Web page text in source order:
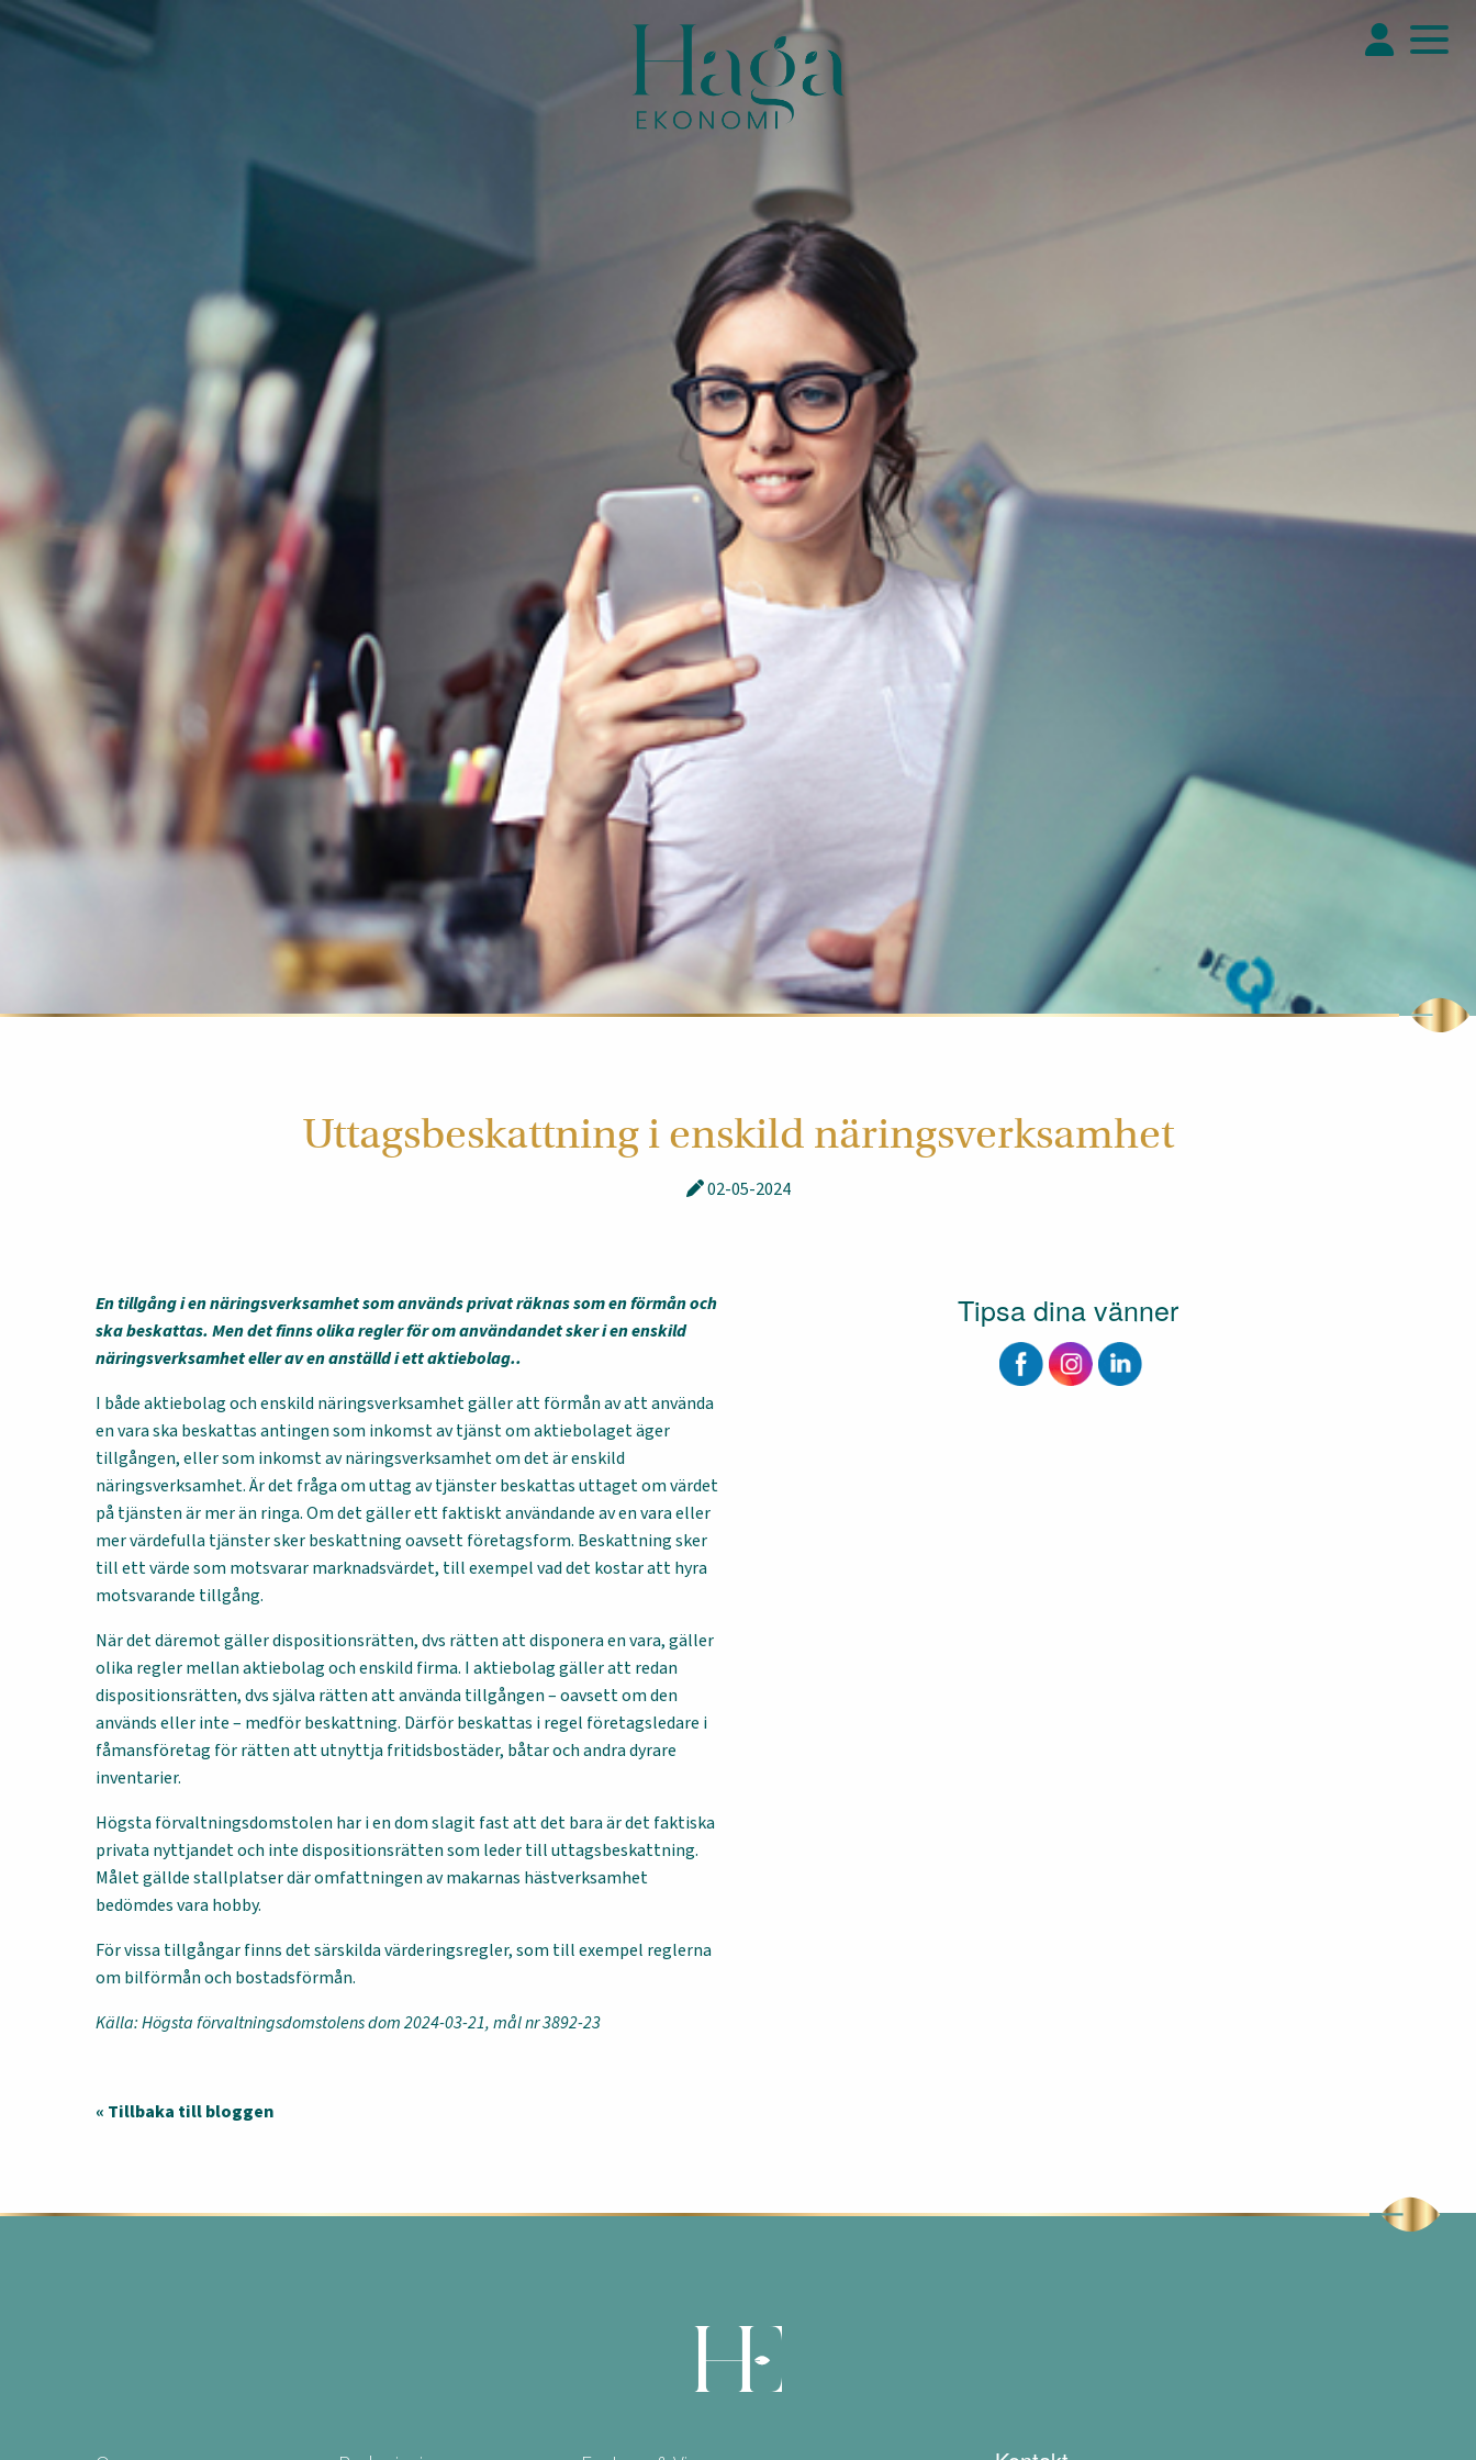
Uttagsbeskattning i enskild näringsverksamhet
02-05-2024
En tillgång i en näringsverksamhet som används privat räknas som en förmån och
ska beskattas. Men det finns olika regler för om användandet sker i en enskild
näringsverksamhet eller av en anställd i ett aktiebolag..
I både aktiebolag och enskild näringsverksamhet gäller att förmån av att använda
en vara ska beskattas antingen som inkomst av tjänst om aktiebolaget äger
tillgången, eller som inkomst av näringsverksamhet om det är enskild
näringsverksamhet. Är det fråga om uttag av tjänster beskattas uttaget om värdet
på tjänsten är mer än ringa. Om det gäller ett faktiskt användande av en vara eller
mer värdefulla tjänster sker beskattning oavsett företagsform. Beskattning sker
till ett värde som motsvarar marknadsvärdet, till exempel vad det kostar att hyra
motsvarande tillgång.
När det däremot gäller dispositionsrätten, dvs rätten att disponera en vara, gäller
olika regler mellan aktiebolag och enskild firma. I aktiebolag gäller att redan
dispositionsrätten, dvs själva rätten att använda tillgången – oavsett om den
används eller inte – medför beskattning. Därför beskattas i regel företagsledare i
fåmansföretag för rätten att utnyttja fritidsbostäder, båtar och andra dyrare
inventarier.
Högsta förvaltningsdomstolen har i en dom slagit fast att det bara är det faktiska
privata nyttjandet och inte dispositionsrätten som leder till uttagsbeskattning.
Målet gällde stallplatser där omfattningen av makarnas hästverksamhet
bedömdes vara hobby.
För vissa tillgångar finns det särskilda värderingsregler, som till exempel reglerna
om bilförmån och bostadsförmån.
Källa: Högsta förvaltningsdomstolens dom 2024-03-21, mål nr 3892-23
Tipsa dina vänner
« Tillbaka till bloggen